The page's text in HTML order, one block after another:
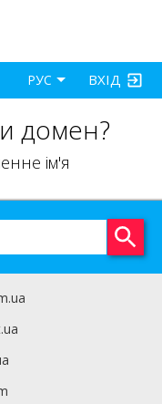
ВХІД
РУС
домен?
ім'я